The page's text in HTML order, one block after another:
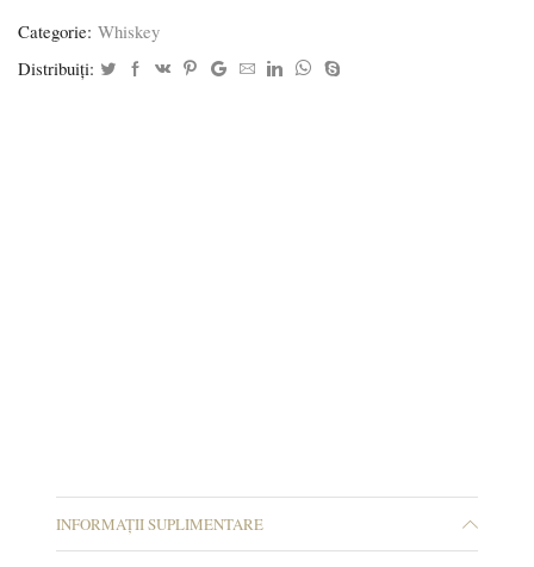
Categorie: Whiskey
Distribuiți:
INFORMAȚII SUPLIMENTARE